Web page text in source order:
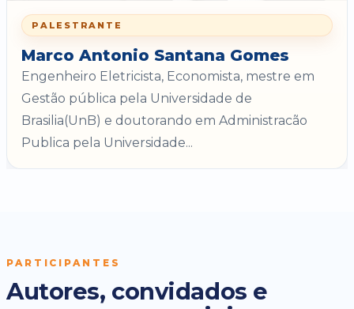
PALESTRANTE
Marco Antonio Santana Gomes
Engenheiro Eletricista, Economista, mestre em
Gestão pública pela Universidade de
Brasilia(UnB) e doutorando em Administracão
Publica pela Universidade...
PARTICIPANTES
Autores, convidados e